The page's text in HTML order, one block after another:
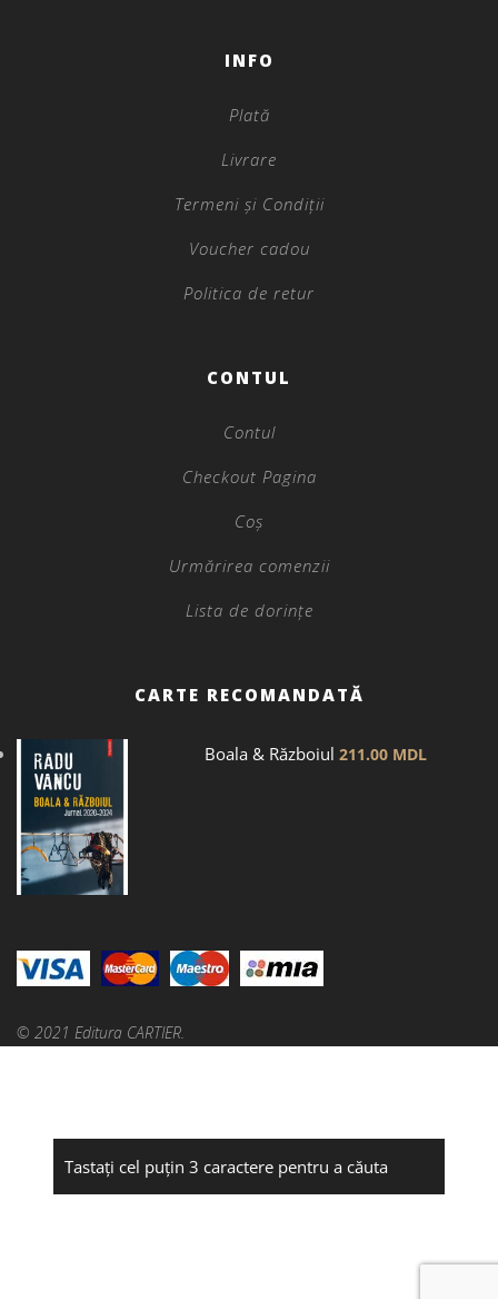
INFO
Plată
Livrare
Termeni și Condiții
Voucher cadou
Politica de retur
CONTUL
Contul
Checkout Pagina
Coș
Urmărirea comenzii
Lista de dorințe
CARTE RECOMANDATĂ
Boala & Războiul 211.00 MDL
© 2021 Editura CARTIER.